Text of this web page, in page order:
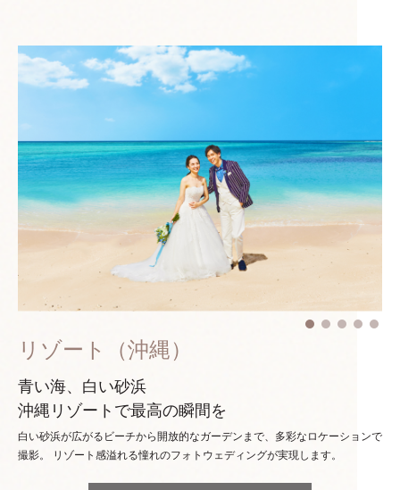
リゾート（沖縄）
青い海、白い砂浜
沖縄リゾートで最高の瞬間を
白い砂浜が広がるビーチから開放的なガーデンまで、多彩なロケーションで
撮影。
リゾート感溢れる憧れのフォトウェディングが実現します。